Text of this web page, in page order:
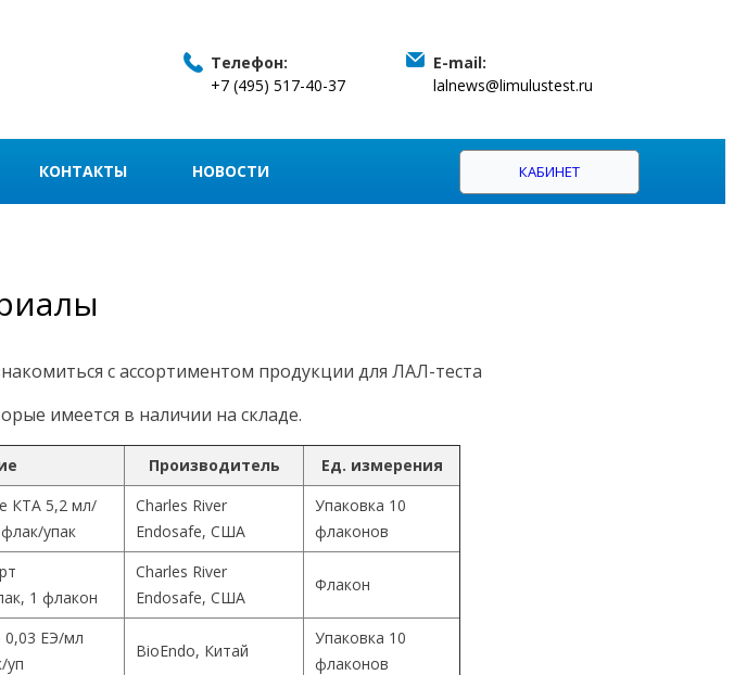
Телефон:
+7 (495) 517-40-37
E-mail:
lalnews@limulustest.ru
КОНТАКТЫ НОВОСТИ КАБИНЕТ
с ассортиментом продукции для ЛАЛ-теста
имеется в наличии на складе.
Производитель Ед. измерения
КТА 5,2 мл/
упак
Charles River
Endosafe, США
Упаковка 10
флаконов
1 флакон
Charles River
Endosafe, США
Флакон
0,03 ЕЭ/мл
уп
BioEndo, Китай
Упаковка 10
флаконов